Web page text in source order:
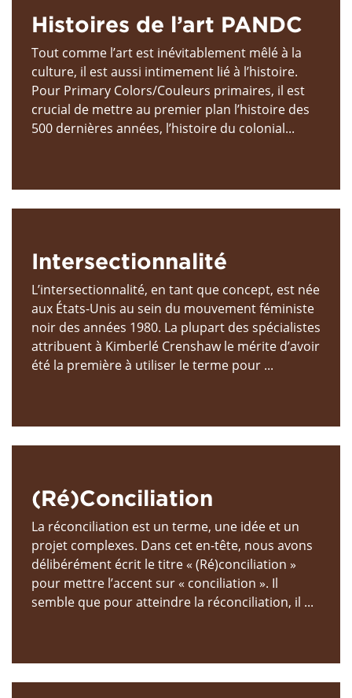
Histoires de l’art PANDC
Tout comme l’art est inévitablement mêlé à la
culture, il est aussi intimement lié à l’histoire.
Pour Primary Colors/Couleurs primaires, il est
crucial de mettre au premier plan l’histoire des
500 dernières années, l’histoire du colonial...
Intersectionnalité
L’intersectionnalité, en tant que concept, est née
aux États-Unis au sein du mouvement féministe
noir des années 1980. La plupart des spécialistes
attribuent à Kimberlé Crenshaw le mérite d’avoir
été la première à utiliser le terme pour ...
(Ré)Conciliation
La réconciliation est un terme, une idée et un
projet complexes. Dans cet en-tête, nous avons
délibérément écrit le titre « (Ré)conciliation »
pour mettre l’accent sur « conciliation ». Il
semble que pour atteindre la réconciliation, il ...